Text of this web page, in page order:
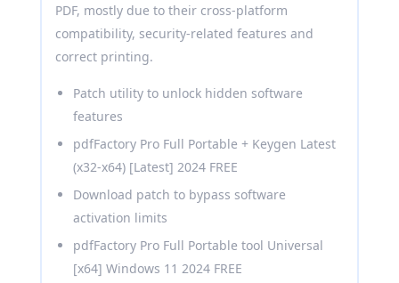
PDF, mostly due to their cross-platform
compatibility, security-related features and
correct printing.
Patch utility to unlock hidden software
features
pdfFactory Pro Full Portable + Keygen Latest
(x32-x64) [Latest] 2024 FREE
Download patch to bypass software
activation limits
pdfFactory Pro Full Portable tool Universal
[x64] Windows 11 2024 FREE